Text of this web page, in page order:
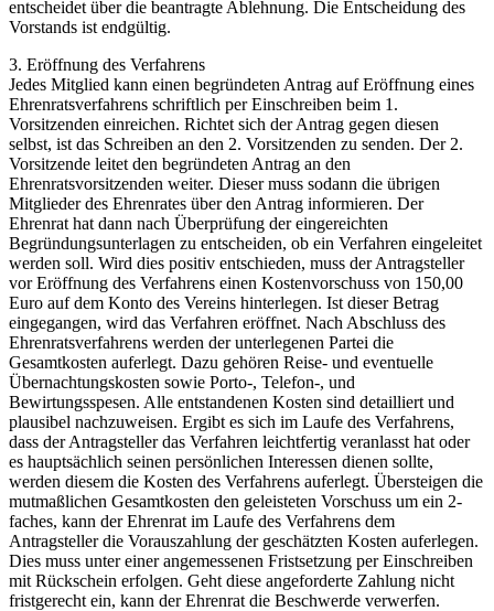
entscheidet über die beantragte Ablehnung. Die Entscheidung des
Vorstands ist endgültig.
3. Eröffnung des Verfahrens
Jedes Mitglied kann einen begründeten Antrag auf Eröffnung eines
Ehrenratsverfahrens schriftlich per Einschreiben beim 1.
Vorsitzenden einreichen. Richtet sich der Antrag gegen diesen
selbst, ist das Schreiben an den 2. Vorsitzenden zu senden. Der 2.
Vorsitzende leitet den begründeten Antrag an den
Ehrenratsvorsitzenden weiter. Dieser muss sodann die übrigen
Mitglieder des Ehrenrates über den Antrag informieren. Der
Ehrenrat hat dann nach Überprüfung der eingereichten
Begründungsunterlagen zu entscheiden, ob ein Verfahren eingeleitet
werden soll. Wird dies positiv entschieden, muss der Antragsteller
vor Eröffnung des Verfahrens einen Kostenvorschuss von 150,00
Euro auf dem Konto des Vereins hinterlegen. Ist dieser Betrag
eingegangen, wird das Verfahren eröffnet. Nach Abschluss des
Ehrenratsverfahrens werden der unterlegenen Partei die
Gesamtkosten auferlegt. Dazu gehören Reise- und eventuelle
Übernachtungskosten sowie Porto-, Telefon-, und
Bewirtungsspesen. Alle entstandenen Kosten sind detailliert und
plausibel nachzuweisen. Ergibt es sich im Laufe des Verfahrens,
dass der Antragsteller das Verfahren leichtfertig veranlasst hat oder
es hauptsächlich seinen persönlichen Interessen dienen sollte,
werden diesem die Kosten des Verfahrens auferlegt. Übersteigen die
mutmaßlichen Gesamtkosten den geleisteten Vorschuss um ein 2-
faches, kann der Ehrenrat im Laufe des Verfahrens dem
Antragsteller die Vorauszahlung der geschätzten Kosten auferlegen.
Dies muss unter einer angemessenen Fristsetzung per Einschreiben
mit Rückschein erfolgen. Geht diese angeforderte Zahlung nicht
fristgerecht ein, kann der Ehrenrat die Beschwerde verwerfen.